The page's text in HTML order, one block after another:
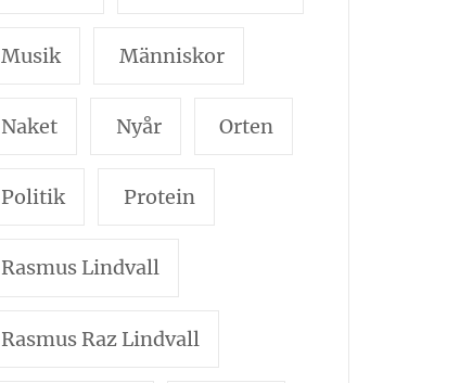
Musik Människor
Naket Nyår Orten
Politik Protein
Rasmus Lindvall
Rasmus Raz Lindvall